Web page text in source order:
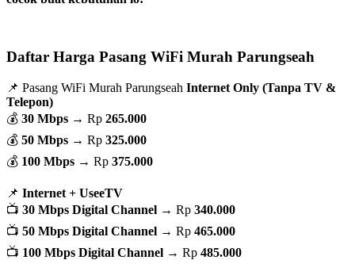
Daftar Harga Pasang WiFi Murah Parungseah
📌 Pasang WiFi Murah Parungseah Internet Only (Tanpa TV &
Telepon)
💰 30 Mbps → Rp 265.000
💰 50 Mbps → Rp 325.000
💰 100 Mbps → Rp 375.000
📌 Internet + UseeTV
📺 30 Mbps Digital Channel → Rp 340.000
📺 50 Mbps Digital Channel → Rp 465.000
📺 100 Mbps Digital Channel → Rp 485.000